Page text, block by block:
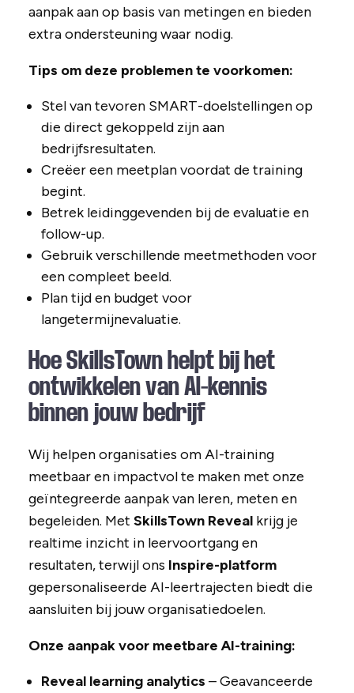
aanpak aan op basis van metingen en bieden
extra ondersteuning waar nodig.
Tips om deze problemen te voorkomen:
Stel van tevoren SMART-doelstellingen op
die direct gekoppeld zijn aan
bedrijfsresultaten.
Creëer een meetplan voordat de training
begint.
Betrek leidinggevenden bij de evaluatie en
follow-up.
Gebruik verschillende meetmethoden voor
een compleet beeld.
Plan tijd en budget voor
langetermijnevaluatie.
Hoe SkillsTown helpt bij het
ontwikkelen van AI-kennis
binnen jouw bedrijf
Wij helpen organisaties om AI-training
meetbaar en impactvol te maken met onze
geïntegreerde aanpak van leren, meten en
begeleiden. Met SkillsTown Revealkrijg je
realtime inzicht in leervoortgang en
resultaten, terwijl ons Inspire-platform
gepersonaliseerde AI-leertrajecten biedt die
aansluiten bij jouw organisatiedoelen.
Onze aanpak voor meetbare AI-training:
Reveal learning analytics – Geavanceerde